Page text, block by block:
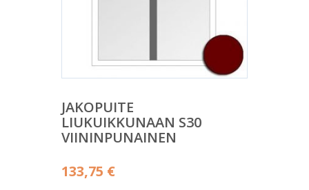
JAKOPUITE
LIUKUIKKUNAAN S30
VIININPUNAINEN
133,75 €